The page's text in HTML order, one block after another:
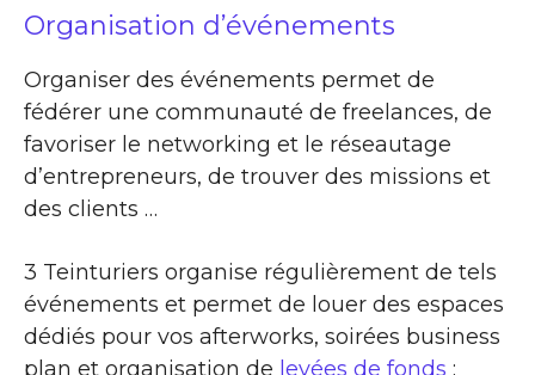
Organisation d’événements
Organiser des événements permet de
fédérer une communauté de freelances, de
favoriser le networking et le réseautage
d’entrepreneurs, de trouver des missions et
des clients …
3 Teinturiers organise régulièrement de tels
événements et permet de louer des espaces
dédiés pour vos afterworks, soirées business
plan et organisation de levées de fonds :